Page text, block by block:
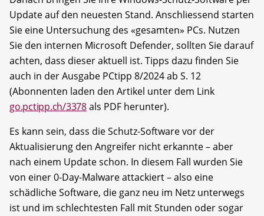
Update auf den neuesten Stand. Anschliessend starten
Sie eine Untersuchung des «gesamten» PCs. Nutzen
Sie den internen Microsoft Defender, sollten Sie darauf
achten, dass dieser aktuell ist. Tipps dazu finden Sie
auch in der Ausgabe PCtipp 8/2024 ab S. 12
(Abonnenten laden den Artikel unter dem Link
go.pctipp.ch/3378als PDF herunter).
Es kann sein, dass die Schutz-Software vor der
Aktualisierung den Angreifer nicht erkannte – aber
nach einem Update schon. In diesem Fall wurden Sie
von einer 0-Day-Malware attackiert – also eine
schädliche Software, die ganz neu im Netz unterwegs
ist und im schlechtesten Fall mit Stunden oder sogar